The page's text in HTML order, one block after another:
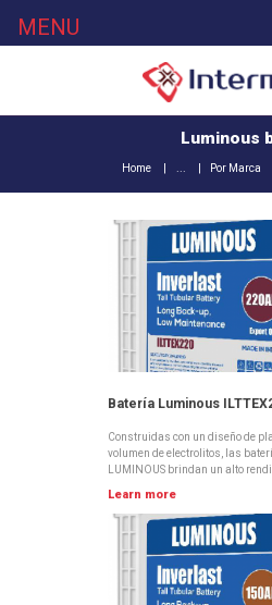
Luminous
Home Por Marca
Batería Luminous
Construidas con un diseño de
volumen de electrolitos, las
LUMINOUS brindan un alto
Learn more
MENU